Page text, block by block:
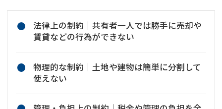
法律上の制約│共有者一人では勝手に売却や
賃貸などの行為ができない
物理的な制約│土地や建物は簡単に分割して
使えない